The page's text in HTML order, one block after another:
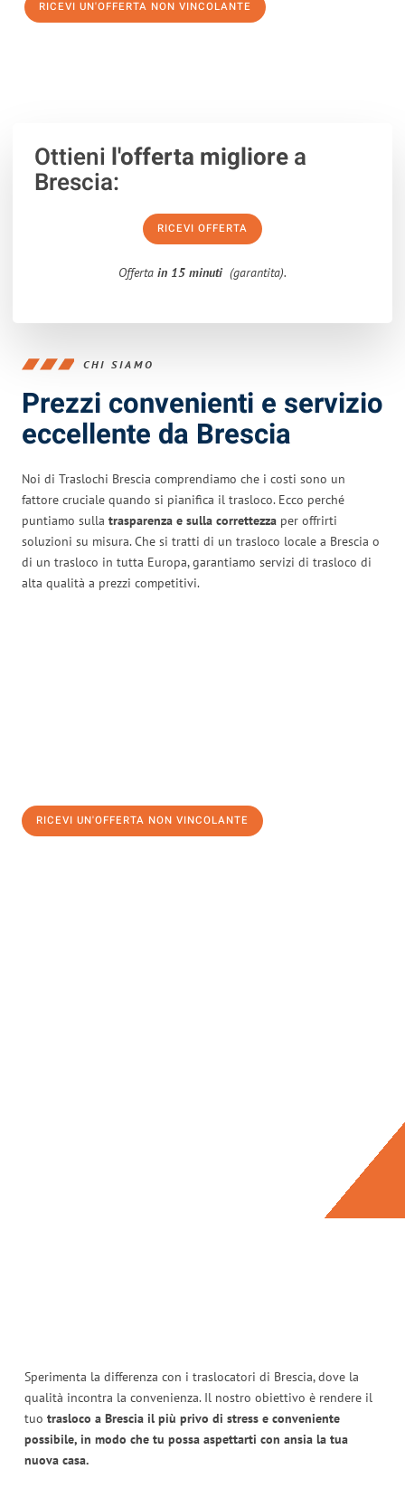
RICEVI UN'OFFERTA NON VINCOLANTE
Ottieni l'offerta migliorea
Brescia:
RICEVI OFFERTA
Offerta in 15 minuti (garantita).
CHI SIAMO
Prezzi convenienti e servizio
eccellente da Brescia
Noi di Traslochi Brescia comprendiamo che i costi sono un
fattore cruciale quando si pianifica il trasloco. Ecco perché
puntiamo sulla trasparenza e sulla correttezza per offrirti
soluzioni su misura. Che si tratti di un trasloco locale a Brescia o
di un trasloco in tutta Europa, garantiamo servizi di trasloco di
alta qualità a prezzi competitivi.
RICEVI UN'OFFERTA NON VINCOLANTE
Sperimenta la differenza con i traslocatori di Brescia, dove la
qualità incontra la convenienza. Il nostro obiettivo è rendere il
tuo trasloco a Brescia il più privo di stress e conveniente
possibile, in modo che tu possa aspettarti con ansia la tua
nuova casa.